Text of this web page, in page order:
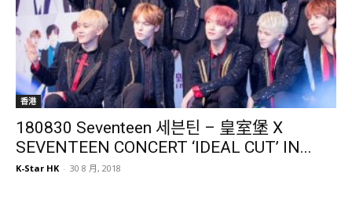
香港
180830 Seventeen 세븐틴 – 皇室堡 X
SEVENTEEN CONCERT ‘IDEAL CUT’ IN...
K-Star HK - 30 8 月, 2018